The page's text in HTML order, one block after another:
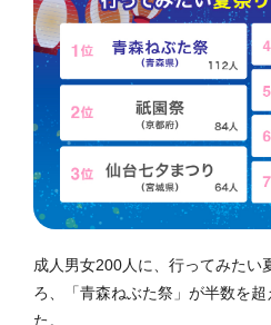
成人男女200人に、行ってみたい
ろ、「青森ねぶた祭」が半数を
た。